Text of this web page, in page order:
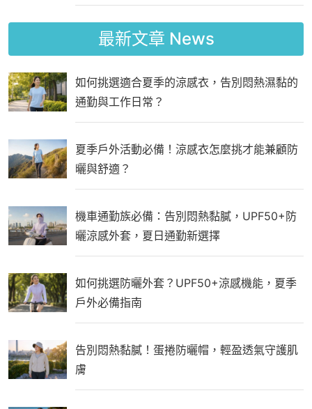
最新文章 News
如何挑選適合夏季的涼感衣，告別悶熱濕黏的
通勤與工作日常？
夏季戶外活動必備！涼感衣怎麼挑才能兼顧防
曬與舒適？
機車通勤族必備：告別悶熱黏膩，UPF50+防
曬涼感外套，夏日通勤新選擇
如何挑選防曬外套？UPF50+涼感機能，夏季
戶外必備指南
告別悶熱黏膩！蛋捲防曬帽，輕盈透氣守護肌
膚